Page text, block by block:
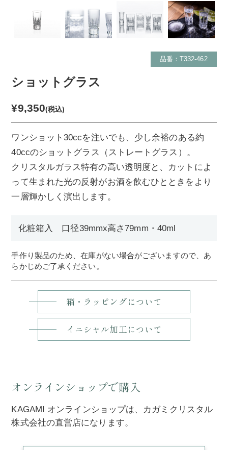
品番：T332-462
ショットグラス
¥9,350(税込)
ワンショット30ccを注いでも、少し余裕のある約
40ccのショットグラス（ストレートグラス）。
クリスタルガラス特有の高い透明度と、カットによ
って生まれた光の反射がお酒を飲むひとときをより
一層輝かしく演出します。
化粧箱入 口径39mmx高さ79mm・40ml
手作り製品のため、在庫がない場合がございますので、あ
らかじめご了承ください。
箱・ラッピングについて
イニシャル加工について
オンラインショップで購入
KAGAMI オンラインショップは、カガミクリスタル
株式会社の直営店になります。